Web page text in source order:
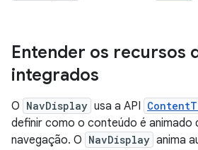
Entender os recursos
integrados
O NavDisplay usa a API
definir como o conteúdo é animado
navegação. O NavDisplay anima